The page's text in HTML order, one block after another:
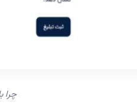
چرا